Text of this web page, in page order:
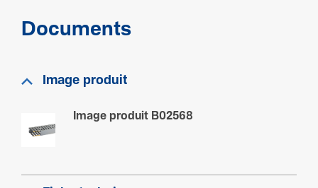
Clas­se­ment UL 94
Archi­tec­ture
Documents
Image produit
Image produit B02568